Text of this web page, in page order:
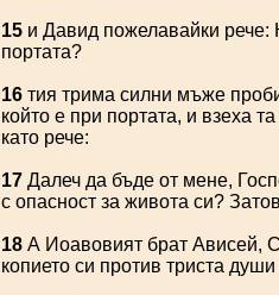
15 и Давид пожелавайки рече:
портата?
16 тия трима силни мъже
който е при портата, и взеха
като рече:
17 Далеч да бъде от мене,
с опасност за живота си?
18 А Иоавовият брат Ависей,
копието си против триста